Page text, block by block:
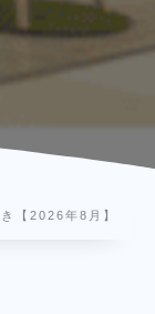
【2026年8月】